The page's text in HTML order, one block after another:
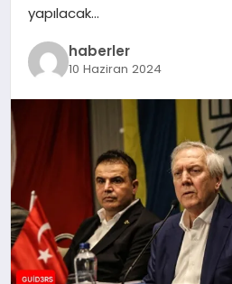
yapılacak…
haberler
10 Haziran 2024